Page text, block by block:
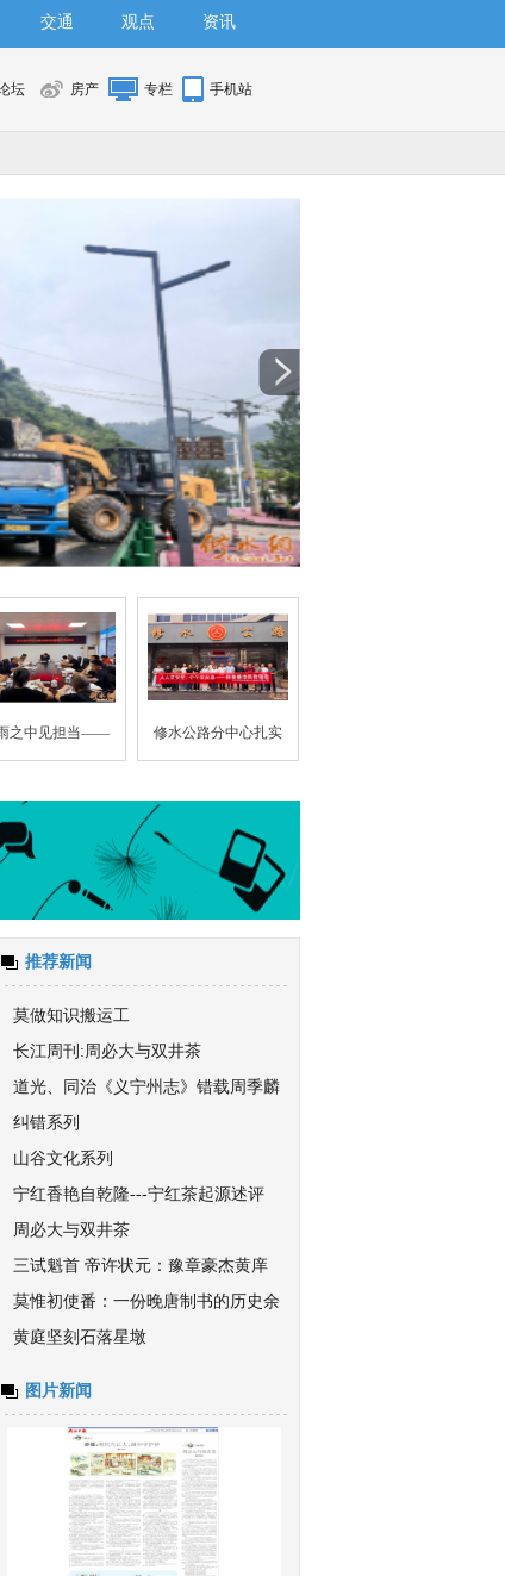
交通 观点 资讯
坛 房产 专栏 手机站
之中见担当—— 修水公路分中心扎实
推荐新闻
莫做知识搬运工
长江周刊:周必大与双井茶
道光、同治《义宁州志》错载周季麟
一处
纠错系列
山谷文化系列
宁红香艳自乾隆---宁红茶起源述评
周必大与双井茶
三试魁首 帝许状元：豫章豪杰黄庠
莫惟初使番：一份晚唐制书的历史余
响
黄庭坚刻石落星墩
图片新闻